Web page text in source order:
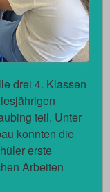
drei 4. Klassen
teil. Unter
konnten die
erste
Arbeiten